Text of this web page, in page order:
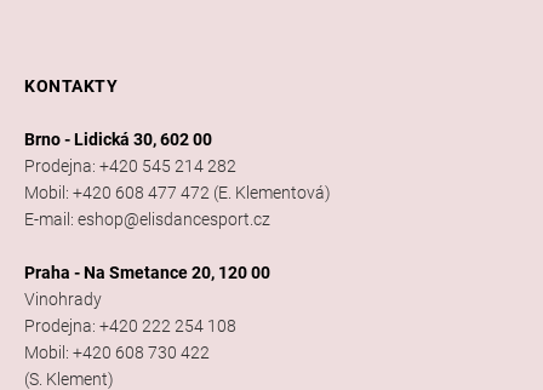
KONTAKTY
Brno - Lidická 30, 602 00
Prodejna: +420 545 214 282
Mobil: +420 608 477 472 (E. Klementová)
E-mail: eshop@elisdancesport.cz
Praha - Na Smetance 20, 120 00
Vinohrady
Prodejna: +420 222 254 108
Mobil: +420 608 730 422
(S. Klement)